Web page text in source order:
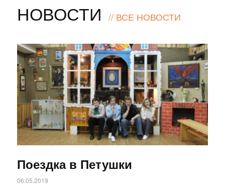
НОВОСТИ // ВСЕ НОВОСТИ
Статья
Поездка в Петушки
06.05.2019